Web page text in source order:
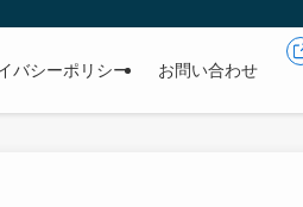
バシーポリシー お問い合わせ